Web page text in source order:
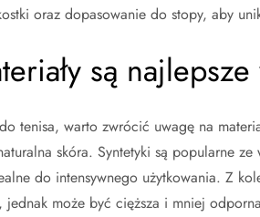
oraz dopasowanie do stopy, aby
są
tenisa, warto zwrócić uwagę na
skóra. Syntetyki są popularne
do intensywnego użytkowania. Z
jednak może być cięższa i mniej